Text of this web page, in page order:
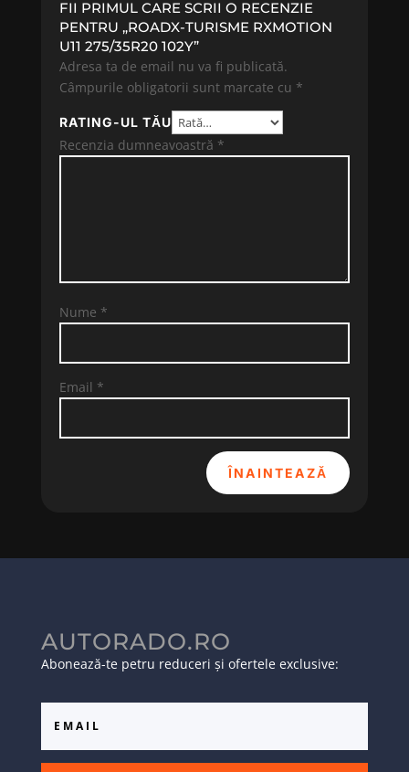
FII PRIMUL CARE SCRII O RECENZIE
PENTRU „ROADX-TURISME RXMOTION
U11 275/35R20 102Y”
Adresa ta de email nu va fi publicată.
Câmpurile obligatorii sunt marcate cu *
RATING-UL TĂU
Recenzia dumneavoastră *
Nume *
Email *
ÎNAINTEAZĂ
AUTORADO.RO
Abonează-te petru reduceri și ofertele exclusive: